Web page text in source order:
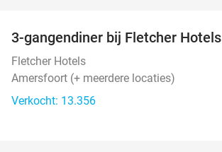
3-gangendiner bij Fletcher Hotels
Fletcher Hotels
Amersfoort (+ meerdere locaties)
Verkocht: 13.356